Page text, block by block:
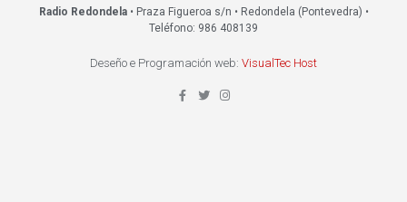
Radio Redondela• Praza Figueroa s/n • Redondela (Pontevedra) •
Teléfono: 986 408139
Deseño e Programación web: VisualTec Host